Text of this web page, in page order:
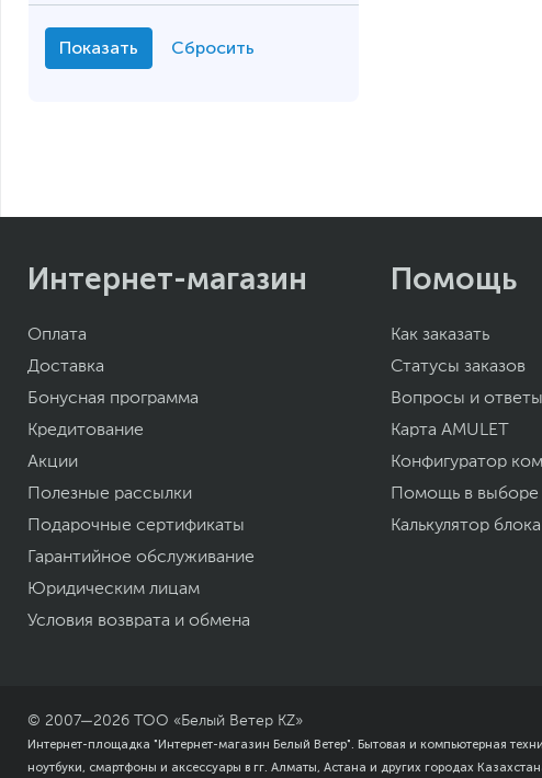
Интернет-магазин
Оплата
Доставка
Бонусная программа
Кредитование
Акции
Полезные рассылки
Подарочные сертификаты
Гарантийное обслуживание
Юридическим лицам
Условия возврата и обмена
Помощь
Как заказать
Статусы заказов
Вопросы и ответы
Карта AMULET
Конфигуратор
Помощь в
Калькулятор
© 2007—2026 ТОО «Белый Ветер KZ»
Интернет-площадка "Интернет-магазин Белый Ветер". Бытовая и компьютерная
ноутбуки, смартфоны и аксессуары в гг. Алматы, Астана и других городах